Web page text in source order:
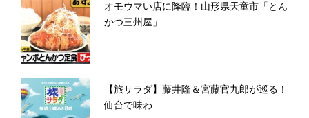
オモウマい店に降臨！山形県天童市「とん
かつ三州屋」...
【旅サラダ】藤井隆＆宮藤官九郎が巡る！
仙台で味わ...